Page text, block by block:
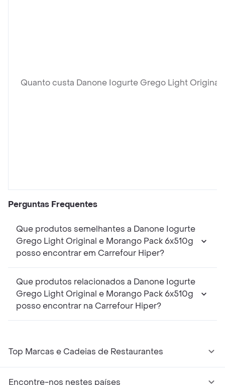
Quanto custa Danone Iogurte Grego Light Original
Perguntas Frequentes
Que produtos semelhantes a Danone Iogurte
Grego Light Original e Morango Pack 6x510g
posso encontrar em Carrefour Hiper?
Que produtos relacionados a Danone Iogurte
Grego Light Original e Morango Pack 6x510g
posso encontrar na Carrefour Hiper?
Top Marcas e Cadeias de Restaurantes
Encontre-nos nestes países